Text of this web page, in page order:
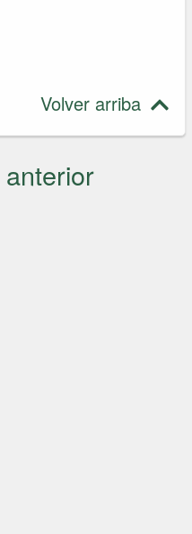
Volver arriba